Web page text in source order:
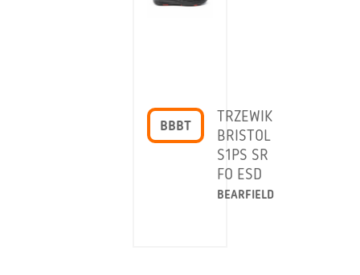
BBBT
TRZEWIK
BRISTOL
S1PS SR
FO ESD
BEARFIELD